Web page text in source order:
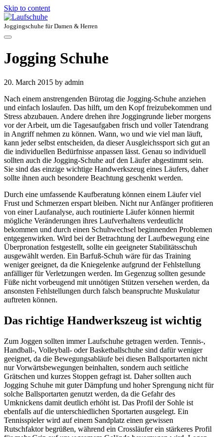
Skip to content
Joggingschuhe für Damen & Herren
Jogging Schuhe
20. March 2015 by admin
Nach einem anstrengenden Bürotag die Jogging-Schuhe anziehen
und einfach loslaufen. Das hilft, um den Kopf freizubekommen und
Stress abzubauen. Andere drehen ihre Joggingrunde lieber morgens
vor der Arbeit, um die Tagesaufgaben frisch und voller Tatendrang
in Angriff nehmen zu können. Wann, wo und wie viel man läuft,
kann jeder selbst entscheiden, da dieser Ausgleichssport sich gut an
die individuellen Bedürfnisse anpassen lässt. Genau so individuell
sollten auch die Jogging-Schuhe auf den Läufer abgestimmt sein.
Sie sind das einzige wichtige Handwerkszeug eines Läufers, daher
sollte ihnen auch besondere Beachtung geschenkt werden.
Durch eine umfassende Kaufberatung können einem Läufer viel
Frust und Schmerzen erspart bleiben. Nicht nur Anfänger profitieren
von einer Laufanalyse, auch routinierte Läufer können hiermit
mögliche Veränderungen ihres Laufverhaltens verdeutlicht
bekommen und durch einen Schuhwechsel beginnenden Problemen
entgegenwirken. Wird bei der Betrachtung der Laufbewegung eine
Überpronation festgestellt, sollte ein geeigneter Stabilitätsschuh
ausgewählt werden. Ein Barfuß-Schuh wäre für das Training
weniger geeignet, da die Kniegelenke aufgrund der Fehlstellung
anfälliger für Verletzungen werden. Im Gegenzug sollten gesunde
Füße nicht vorbeugend mit unnötigen Stützen versehen werden, da
ansonsten Fehlstellungen durch falsch beanspruchte Muskulatur
auftreten können.
Das richtige Handwerkszeug ist wichtig
Zum Joggen sollten immer Laufschuhe getragen werden. Tennis-,
Handball-, Volleyball- oder Basketballschuhe sind dafür weniger
geeignet, da die Bewegungsabläufe bei diesen Ballsportarten nicht
nur Vorwärtsbewegungen beinhalten, sondern auch seitliche
Grätschen und kurzes Stoppen gefragt ist. Daher sollten auch
Jogging Schuhe mit guter Dämpfung und hoher Sprengung nicht für
solche Ballsportarten genutzt werden, da die Gefahr des
Umknickens damit deutlich erhöht ist. Das Profil der Sohle ist
ebenfalls auf die unterschiedlichen Sportarten ausgelegt. Ein
Tennisspieler wird auf einem Sandplatz einen gewissen
Rutschfaktor begrüßen, während ein Crossläufer ein stärkeres Profil